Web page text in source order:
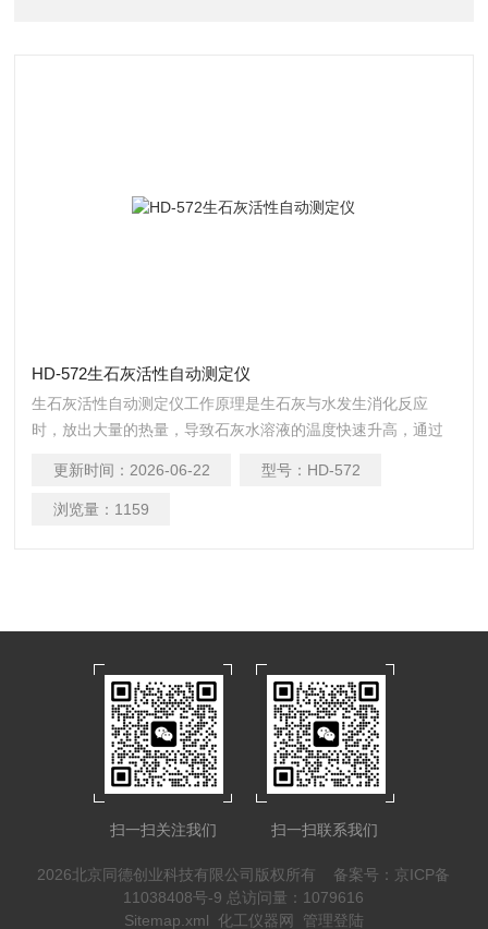
HD-572生石灰活性自动测定仪
生石灰活性自动测定仪工作原理是生石灰与水发生消化反应
时，放出大量的热量，导致石灰水溶液的温度快速升高，通过
活性的大小。
更新时间： 2026-06-22 型号： HD-572
浏览量： 1159
扫一扫关注我们 扫一扫联系我们
2026北京同德创业科技有限公司版权所有 备案号：京ICP备
11038408号-9 总访问量：1079616
Sitemap.xml 化工仪器网 管理登陆